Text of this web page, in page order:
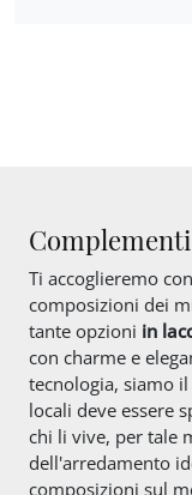
Ti accoglieremo
composizioni dei
tante opzioni in
con charme e
tecnologia, siamo
locali deve essere
chi li vive, per tale
dell'arredamento
composizioni sul